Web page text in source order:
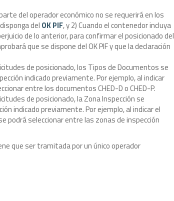
del operador económico no se requerirá en los
del OK PIF, y 2) Cuando el contenedor incluya
de lo anterior, para confirmar el posicionado del
que se dispone del OK PIF y que la declaración
de posicionado, los Tipos de Documentos se
indicado previamente. Por ejemplo, al indicar
entre los documentos CHED-D o CHED-P.
de posicionado, la Zona Inspección se
indicado previamente. Por ejemplo, al indicar el
podrá seleccionar entre las zonas de inspección
que ser tramitada por un único operador